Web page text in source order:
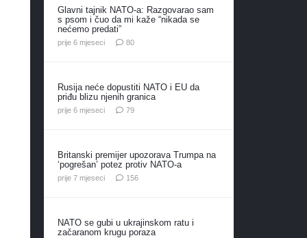
Glavni tajnik NATO-a: Razgovarao sam
s psom i čuo da mi kaže “nikada se
nećemo predati”
prije 6 mjeseci 80komentara
Rusija neće dopustiti NATO i EU da
priđu blizu njenih granica
prije 6 mjeseci 79komentara
Britanski premijer upozorava Trumpa na
‘pogrešan’ potez protiv NATO-a
prije 7 mjeseci 156komentara
NATO se gubi u ukrajinskom ratu i
začaranom krugu poraza